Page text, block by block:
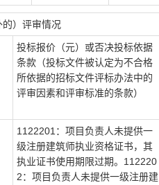
）评审情况
投标报价（元）或否决投标依据
条款（投标文件被认定为不合格
所依据的招标文件评标办法中的
评审因素和评审标准的条款）
1122201：项目负责人未提供一
级注册建筑师执业资格证书，其
执业证书使用期限过期。112220
2：项目负责人未提供一级注册建